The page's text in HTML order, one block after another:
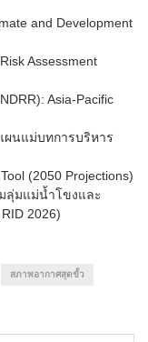
and Development
Assessment
Asia-Pacific
นแม่บทการบริหาร
(2050 Projections)
ลุ่มแม่น้ำโขงและ
2026)
สภาพอากาศสุดขั้ว